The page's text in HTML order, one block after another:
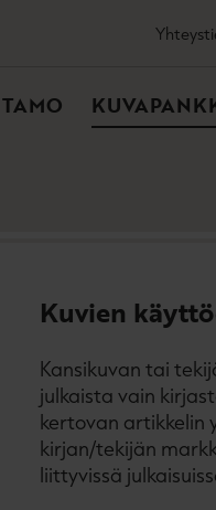
Kuvien
Kansikuvan tai
julkaista vain
kertovan artikkelin
kirjan/tekijän
liittyvissä